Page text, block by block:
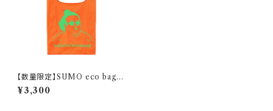
【数量限定】SUMO eco bag /
orange
¥3,300